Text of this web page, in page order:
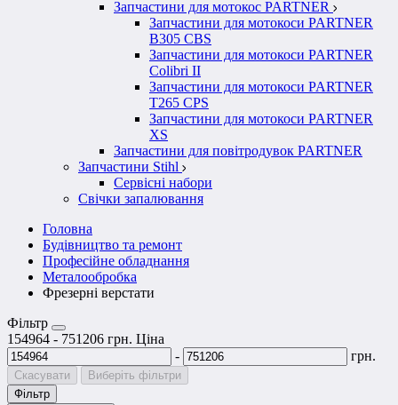
Запчастини для мотокос PARTNER
Запчастини для мотокоси PARTNER
B305 CBS
Запчастини для мотокоси PARTNER
Colibri II
Запчастини для мотокоси PARTNER
T265 CPS
Запчастини для мотокоси PARTNER
XS
Запчастини для повітродувок PARTNER
Запчастини Stihl
Сервісні набори
Свічки запалювання
Головна
Будівництво та ремонт
Професійне обладнання
Металообробка
Фрезерні верстати
Фільтр
154964 - 751206 грн. Ціна
-
грн.
Скасувати
Виберіть фільтри
Фільтр